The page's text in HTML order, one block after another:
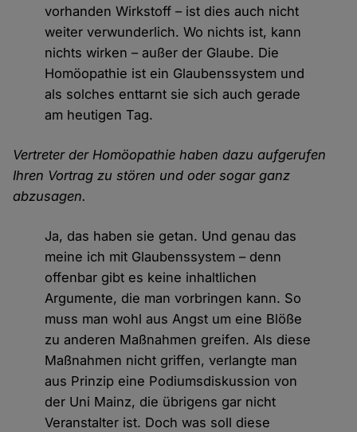
vorhanden Wirkstoff – ist dies auch nicht
weiter verwunderlich. Wo nichts ist, kann
nichts wirken – außer der Glaube. Die
Homöopathie ist ein Glaubenssystem und
als solches enttarnt sie sich auch gerade
am heutigen Tag.
Vertreter der Homöopathie haben dazu aufgerufen
Ihren Vortrag zu stören und oder sogar ganz
abzusagen.
Ja, das haben sie getan. Und genau das
meine ich mit Glaubenssystem – denn
offenbar gibt es keine inhaltlichen
Argumente, die man vorbringen kann. So
muss man wohl aus Angst um eine Blöße
zu anderen Maßnahmen greifen. Als diese
Maßnahmen nicht griffen, verlangte man
aus Prinzip eine Podiumsdiskussion von
der Uni Mainz, die übrigens gar nicht
Veranstalter ist. Doch was soll diese